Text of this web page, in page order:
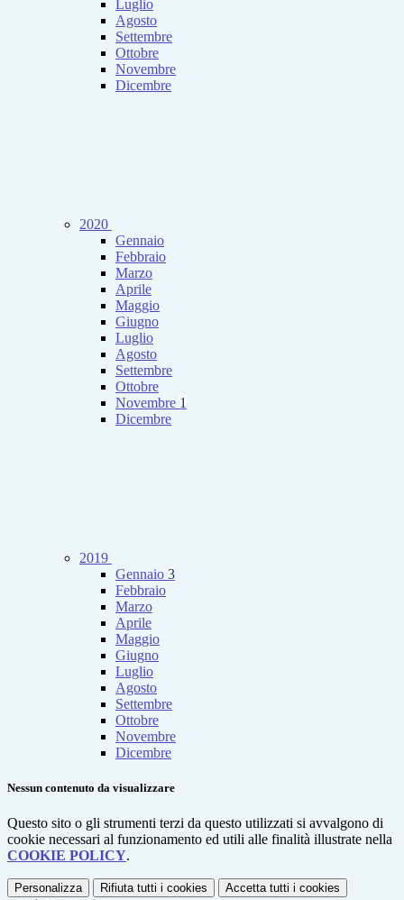
Luglio
Agosto
Settembre
Ottobre
Novembre
Dicembre
2020
Gennaio
Febbraio
Marzo
Aprile
Maggio
Giugno
Luglio
Agosto
Settembre
Ottobre
Novembre 1
Dicembre
2019
Gennaio 3
Febbraio
Marzo
Aprile
Maggio
Giugno
Luglio
Agosto
Settembre
Ottobre
Novembre
Dicembre
Nessun contenuto da visualizzare
Questo sito o gli strumenti terzi da questo utilizzati si avvalgono di
cookie necessari al funzionamento ed utili alle finalità illustrate nella
COOKIE POLICY.
Personalizza Rifiuta tutti i cookies Accetta tutti i cookies